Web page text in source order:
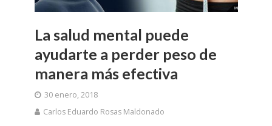
La salud mental puede
ayudarte a perder peso de
manera más efectiva
30 enero, 2018
Carlos Eduardo Rosas Maldonado